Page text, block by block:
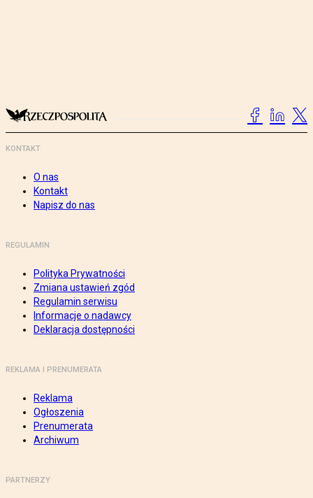
KONTAKT
O nas
Kontakt
Napisz do nas
REGULAMIN
Polityka Prywatności
Zmiana ustawień zgód
Regulamin serwisu
Informacje o nadawcy
Deklaracja dostępności
REKLAMA I PRENUMERATA
Reklama
Ogłoszenia
Prenumerata
Archiwum
PARTNERZY